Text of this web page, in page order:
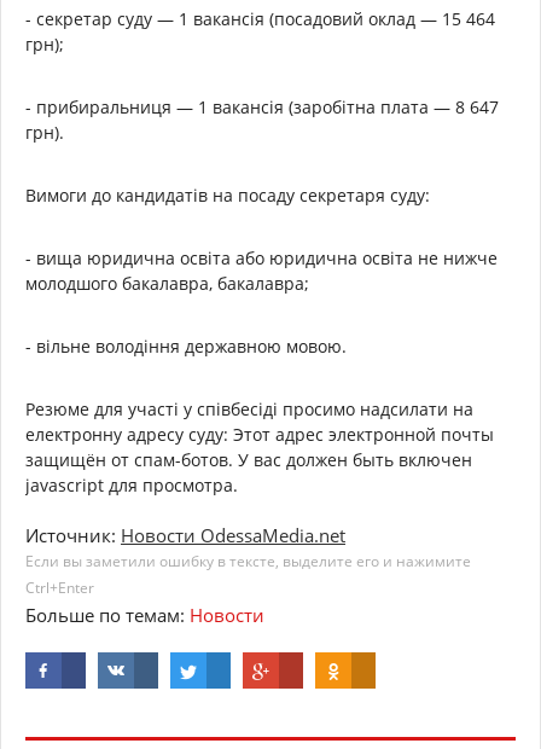
- секретар суду — 1 вакансія (посадовий оклад — 15 464
грн);
- прибиральниця — 1 вакансія (заробітна плата — 8 647
грн).
Вимоги до кандидатів на посаду секретаря суду:
- вища юридична освіта або юридична освіта не нижче
молодшого бакалавра, бакалавра;
- вільне володіння державною мовою.
Резюме для участі у співбесіді просимо надсилати на
електронну адресу суду: Этот адрес электронной почты
защищён от спам-ботов. У вас должен быть включен
jаvascript для просмотра.
Источник: Новости OdessaMedia.net
Если вы заметили ошибку в тексте, выделите его и нажимите
Ctrl+Enter
Больше по темам: Новости